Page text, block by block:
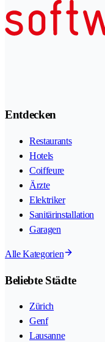
Entdecken
Restaurants
Hotels
Coiffeure
Ärzte
Elektriker
Sanitärinstallation
Garagen
Alle Kategorien
Beliebte Städte
Zürich
Genf
Lausanne